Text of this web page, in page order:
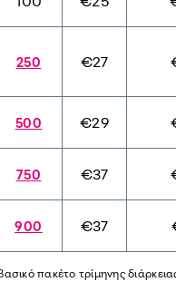
250 €27
500 €29
750 €37
900 €37
πακέτο τρίμηνης